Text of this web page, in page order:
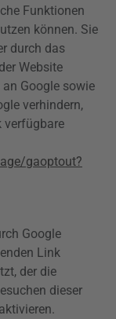
Funktionen
können. Sie
durch das
Website
an Google sowie
verhindern,
verfügbare
gaoptout?
Google
Link
der die
dieser